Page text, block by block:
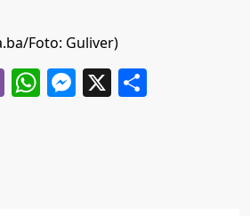
Foto: Guliver)
ViberWhatsApp
Messenger
X